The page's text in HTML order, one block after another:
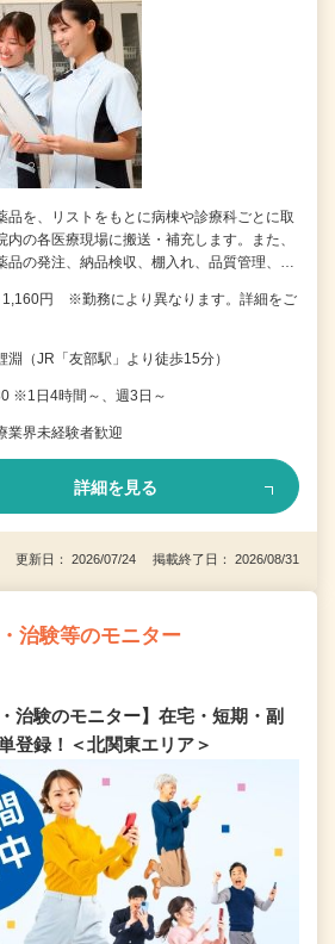
品を、リストをもとに病棟や診療科ごとに取
内の各医療現場に搬送・補充します。また、
品の発注、納品検収、棚入れ、品質管理、…
1,160円 ※勤務により異なります。詳細をご
淵（JR「友部駅」より徒歩15分）
※1日4時間～、週3日～
業界未経験者歓迎
詳細を見る
更新日： 2026/07/24 掲載終了日： 2026/08/31
治験等のモニター
治験のモニター】在宅・短期・副
登録！＜北関東エリア＞